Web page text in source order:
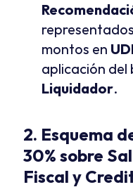
montos en
Liquidador.
2. Esquema
30% sobre
Fiscal y